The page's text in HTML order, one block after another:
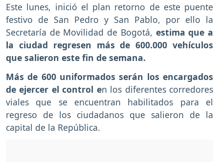
Este lunes, inició el plan retorno de este puente
festivo de San Pedro y San Pablo, por ello la
Secretaría de Movilidad de Bogotá, estima que a
la ciudad regresen más de 600.000 vehículos
que salieron este fin de semana.
Más de 600 uniformados serán los encargados
de ejercer el control en los diferentes corredores
viales que se encuentran habilitados para el
regreso de los ciudadanos que salieron de la
capital de la República.